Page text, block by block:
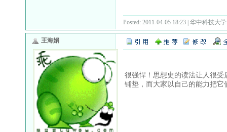
Posted: 2011-04-05 18:23 | 华中科技大学
王海娟
很强悍！思想史的读法让人很
铺垫，而大家以自己的能力把